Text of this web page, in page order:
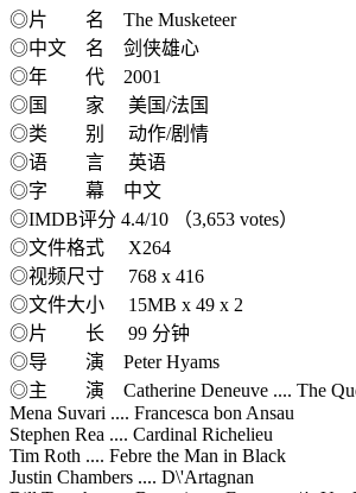
◎片 名 The Musketeer
◎中文 名 剑侠雄心
◎年 代 2001
◎国 家 美国/法国
◎类 别 动作/剧情
◎语 言 英语
◎字 幕 中文
◎IMDB评分 4.4/10 （3,653 votes）
◎文件格式 X264
◎视频尺寸 768 x 416
◎文件大小 15MB x 49 x 2
◎片 长 99 分钟
◎导 演 Peter Hyams
◎主 演 Catherine Deneuve .... The
Mena Suvari .... Francesca bon Ansau
Stephen Rea .... Cardinal Richelieu
Tim Roth .... Febre the Man in Black
Justin Chambers .... D\'Artagnan